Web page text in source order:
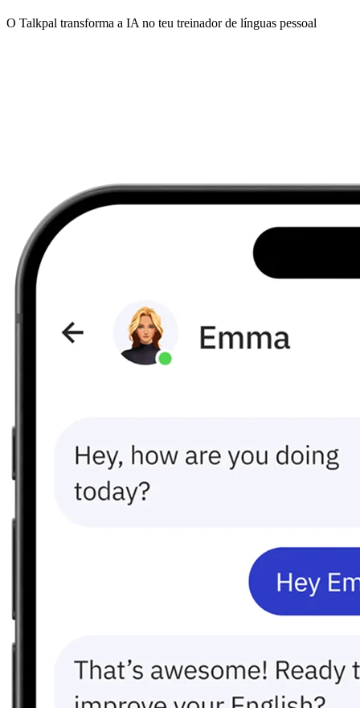
O Talkpal transforma a IA no teu treinador de línguas pessoal